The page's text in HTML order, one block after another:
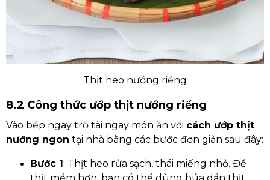
Thịt heo nướng riềng
8.2 Công thức ướp thịt nướng riềng
Vào bếp ngay trổ tài ngay món ăn với cách ướp thịt
nướng ngon tại nhà bằng các bước đơn giản sau đây:
Bước 1: Thịt heo rửa sạch, thái miếng nhỏ. Để